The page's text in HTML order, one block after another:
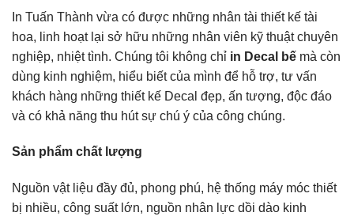
In Tuấn Thành vừa có được những nhân tài thiết kế tài
hoa, linh hoạt lại sở hữu những nhân viên kỹ thuật chuyên
nghiệp, nhiệt tình. Chúng tôi không chỉ in Decal bế mà còn
dùng kinh nghiệm, hiểu biết của mình để hỗ trợ, tư vấn
khách hàng những thiết kế Decal đẹp, ấn tượng, độc đáo
và có khả năng thu hút sự chú ý của công chúng.
Sản phẩm chất lượng
Nguồn vật liệu đầy đủ, phong phú, hệ thống máy móc thiết
bị nhiều, công suất lớn, nguồn nhân lực dồi dào kinh